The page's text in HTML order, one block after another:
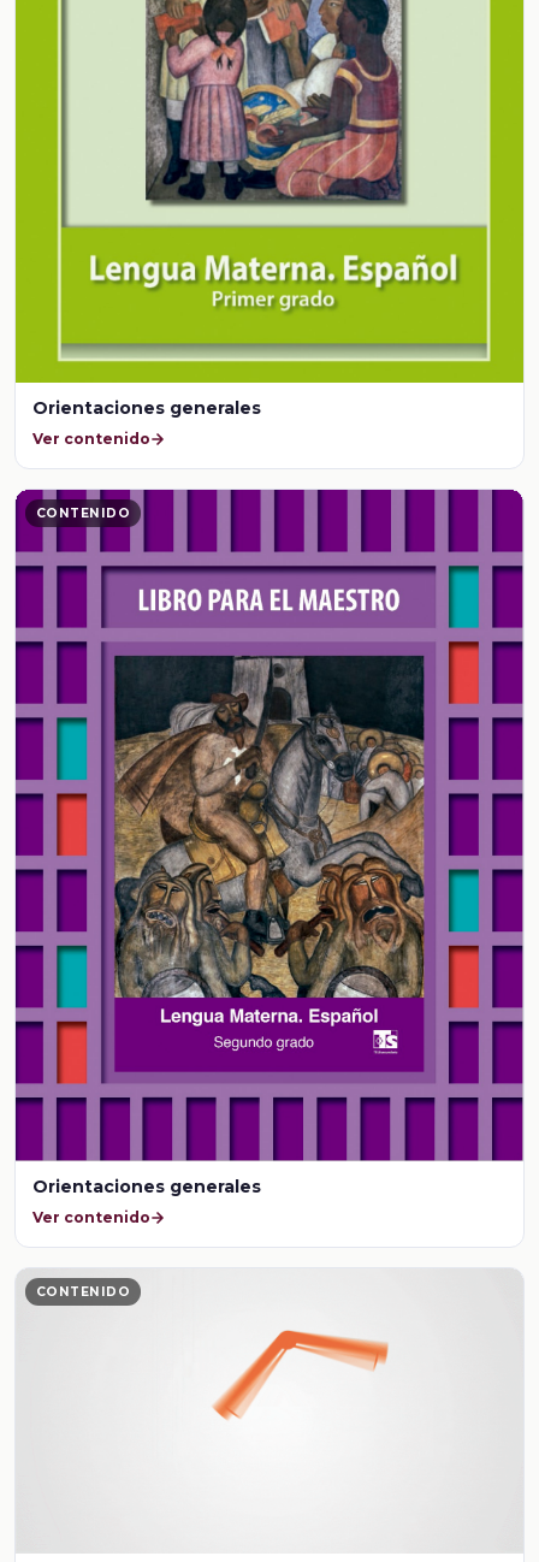
Orientaciones generales
Ver contenido
CONTENIDO
Orientaciones generales
Ver contenido
CONTENIDO